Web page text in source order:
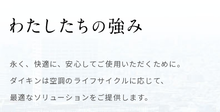
し
ち
の
永く、快適に、安心してご使用いただくために。
ダイキンは空調のライフサイクルに応じて、
最適なソリューションをご提供します。